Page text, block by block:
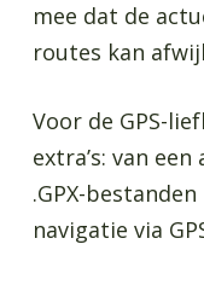
mee dat de
routes kan
Voor de GPS-
extra’s: van
.GPX-
navigatie via